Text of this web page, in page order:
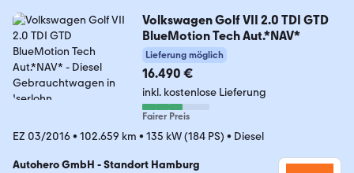
Volkswagen Golf VII 2.0 TDI GTD
BlueMotion Tech Aut.*NAV*
Lieferung möglich
16.490 €
inkl. kostenlose Lieferung
Fairer Preis
EZ 03/2016• 102.659 km • 135 kW (184 PS) • Diesel
Autohero GmbH - Standort Hamburg